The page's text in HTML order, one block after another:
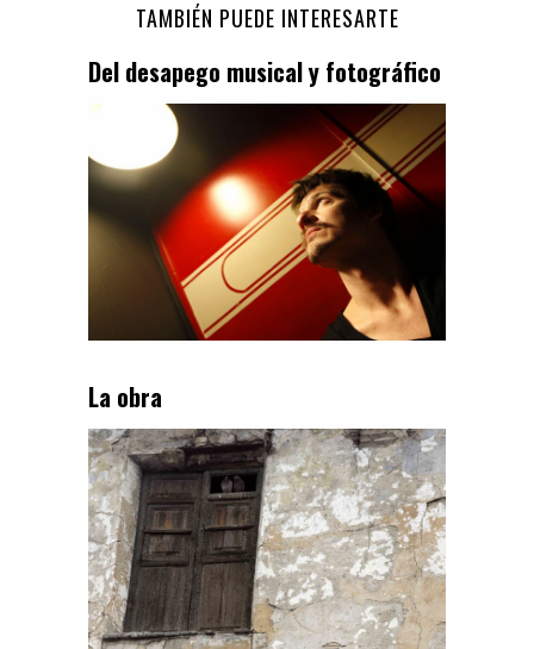
TAMBIÉN PUEDE INTERESARTE
Del desapego musical y fotográfico
La obra